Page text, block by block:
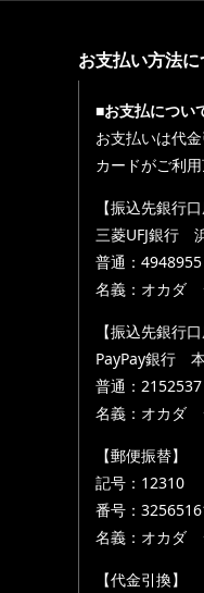
お支払い方法
■お支払につい
お支払いは代
カードがご利用
【振込先銀行口
三菱UFJ銀行
普通：4948955
名義：オカダ
【振込先銀行口
PayPay銀行
普通：2152537
名義：オカダ
【郵便振替】
記号：12310
番号：
名義：オカダ
【代金引換】